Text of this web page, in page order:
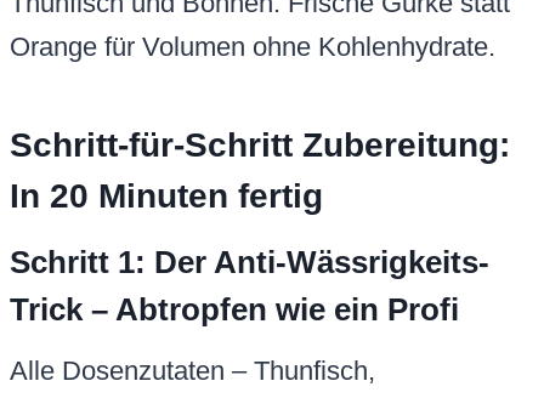
Orange für Volumen ohne Kohlenhydrate.
Schritt-für-Schritt Zubereitung:
In 20 Minuten fertig
Schritt 1: Der Anti-Wässrigkeits-
Trick – Abtropfen wie ein Profi
Alle Dosenzutaten – Thunfisch,